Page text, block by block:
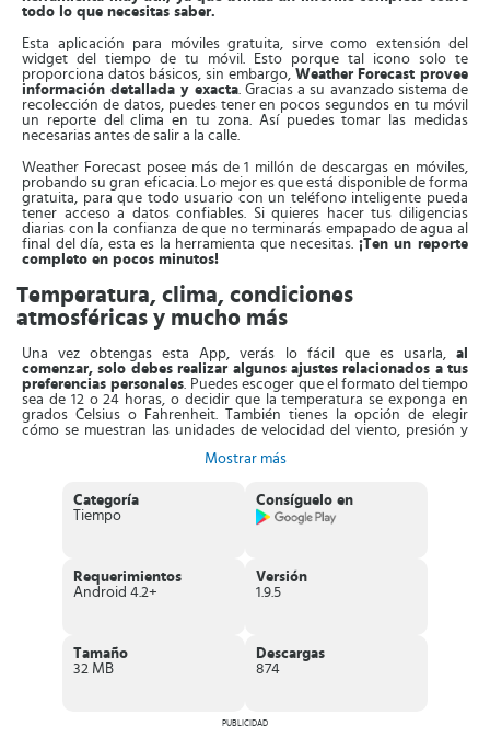
todo lo que necesitas saber.
Esta aplicación para móviles gratuita, sirve como extensión del
widget del tiempo de tu móvil. Esto porque tal icono solo te
proporciona datos básicos, sin embargo, Weather Forecast provee
información detallada y exacta. Gracias a su avanzado sistema de
recolección de datos, puedes tener en pocos segundos en tu móvil
un reporte del clima en tu zona. Así puedes tomar las medidas
necesarias antes de salir a la calle.
Weather Forecast posee más de 1 millón de descargas en móviles,
probando su gran eficacia. Lo mejor es que está disponible de forma
gratuita, para que todo usuario con un teléfono inteligente pueda
tener acceso a datos confiables. Si quieres hacer tus diligencias
diarias con la confianza de que no terminarás empapado de agua al
final del día, esta es la herramienta que necesitas. ¡Ten un reporte
completo en pocos minutos!
Temperatura, clima, condiciones
atmosféricas y mucho más
Una vez obtengas esta App, verás lo fácil que es usarla, al
comenzar, solo debes realizar algunos ajustes relacionados a tus
preferencias personales. Puedes escoger que el formato del tiempo
sea de 12 o 24 horas, o decidir que la temperatura se exponga en
grados Celsius o Fahrenheit. También tienes la opción de elegir
cómo se muestran las unidades de velocidad del viento, presión y
del clima de tu ciudad o región.
Incluso puedes recibir de forma
anticipada reportes sobre el clima de los próximos días, hasta 10.
Desde esta aplicación también puedes configurar notificaciones,
Al usar Weather Forecast también
posees la opción de colocar un
widget de acceso rápido en la pantalla de inicio de tu móvil
clima de diferentes países organizado en un apartado para ver la
información cómodamente. Finalmente, puedes compartir los datos
de tu interés con familiares y contactos en pocos minutos.
Mostrar más
Categoría
Tiempo
Consíguelo en
Requerimientos
Android 4.2+
Versión
1.9.5
Tamaño
32 MB
Descargas
874
PUBLICIDAD